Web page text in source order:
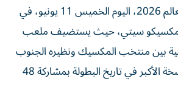
تنطلق بطولة كأس العالم 2026، اليوم الخميس 11 يونيو، في
مكسيكو سيتي، حيث يستضيف ملعب
بين منتخب المكسيك ونظيره الجنوب
إفريقي، في بداية النسخة الأكبر في تاريخ البطولة بمشاركة 48